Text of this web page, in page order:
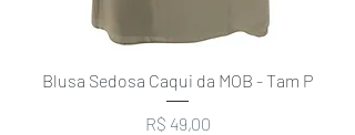
Blusa Sedosa Caqui da MOB - Tam P
Preço
R$ 49,00